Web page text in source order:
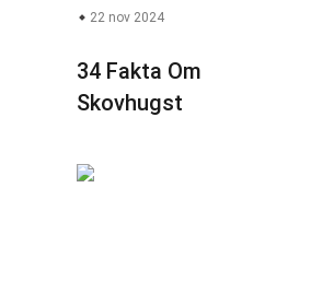
22 nov 2024
34 Fakta Om
Skovhugst